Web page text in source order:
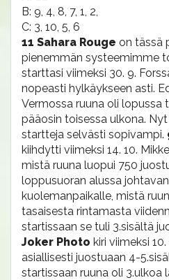
B: 9, 4, 8, 7, 1, 2,
C: 3, 10, 5, 6
11 Sahara Rouge on tässä
pienemmän systeemimme
starttasi viimeksi 30. 9.
nopeasti hylkäykseen asti.
Vermossa ruuna oli lopussa
pääosin toisessa ulkona.
startteja selvästi sopivampi.
kiihdytti viimeksi 14. 10.
mistä ruuna luopui 750
loppusuoran alussa
kuolemanpaikalle, mistä
tasaisesta rintamasta
startissaan se tuli 3.sisältä
Joker Photo kiri viimeksi
asiallisesti juostuaan 4-
startissaan ruuna oli 3.ulkoa